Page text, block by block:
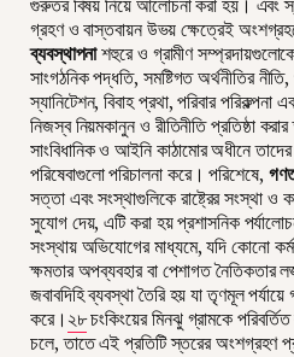
গুরুতর বিষয় নিয়ে আলোচনা করা হয়। এবং
গ্রহণ ও বাস্তবায়ন উভয় ক্ষেত্রেই
ব্যবস্থাপনাশহুরে ও গ্রামীণ সম্প্রদায়গুলোকে
সাংগঠনিক পদ্ধতি, সমষ্টিগত অর্থনীতির
স্যানিটেশন, বিবাহ প্রথা, পরিবার পরিকল্পনা
নিজস্ব নিয়মকানুন ও রীতিনীতি প্রতিষ্ঠা
সাংবিধানিক ও আইনি কাঠামোর অধীনে
পরিষেবাগুলো পরিচালনা করে। পরিশেষে,
সত্তা এবং সংস্থাগুলিকে রাষ্ট্রের সংস্থা ও
সুযোগ দেয়, এটি করা হয় প্রশাসনিক
সংস্থায় অভিযোগের মাধ্যমে, যদি কোনো
ক্ষমতার অপব্যবহার বা পেশাগত নৈতিকতার
জবাবদিহি ব্যবস্থা তৈরি হয় যা তৃণমূল
করে। ২৮চংকিংয়ের মিনঝু গ্রামকে
চলে, তাতে এই প্রতিটি স্তরের অংশগ্রহণ